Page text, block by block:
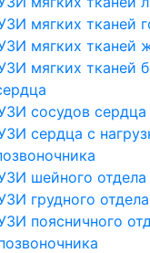
мягких тканей
мягких тканей
мягких тканей
сосудов сердца
сердца с
шейного отдела
грудного
поясничного